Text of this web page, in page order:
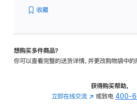
转
的
收藏
想购买多件商品？
你可以查看完整的送货详情，并更改购物袋中的
获得购买帮助，
立即在线交流 (在 或致电 400-